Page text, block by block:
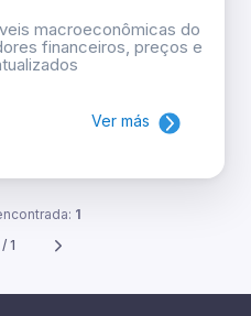
macroeconômicas do
financeiros, preços e
Ver más
1
1